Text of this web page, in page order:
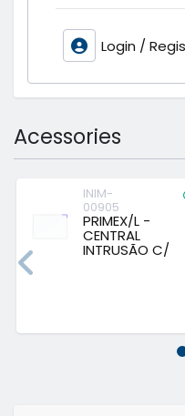
Login /
Acessories
INIM-
00905
PRIMEX/L -
CENTRAL
INTRUSÃO C/